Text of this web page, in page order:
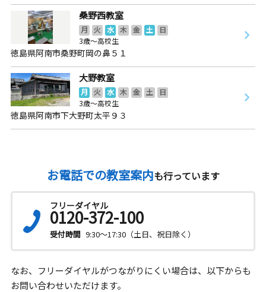
桑野西教室
月 火 水 木 金 土
日
3歳～高校生
徳島県阿南市桑野町岡の鼻５１
大野教室
月 火 水 木 金 土
日
3歳～高校生
徳島県阿南市下大野町太平９３
お電話での教室案内も行っています
フリーダイヤル
0120-372-100
受付時間 9:30～17:30（土日、祝日除く）
なお、フリーダイヤルがつながりにくい場合は、以下からも
お問い合わせいただけます。